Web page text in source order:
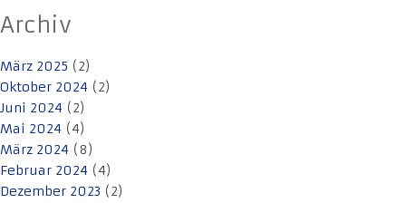
Archiv
März 2025 (2)
Oktober 2024 (2)
Juni 2024 (2)
Mai 2024 (4)
März 2024 (8)
Februar 2024 (4)
Dezember 2023 (2)